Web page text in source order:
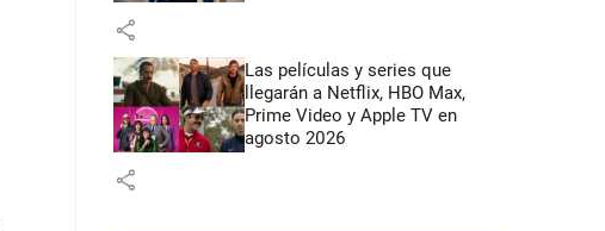
share
Las películas y series que
llegarán a Netflix, HBO Max,
Prime Video y Apple TV en
agosto 2026
share